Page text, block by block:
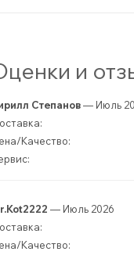
и
Степанов— Июль
Качество:
— Июль 2026
Качество: